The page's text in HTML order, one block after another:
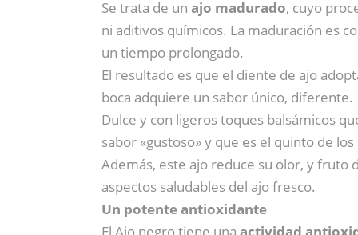
Se trata de un ajo madurado, cuyo
ni aditivos químicos. La maduración es
un tiempo prolongado.
El resultado es que el diente de ajo
boca adquiere un sabor único, diferente.
Dulce y con ligeros toques balsámicos
sabor «gustoso» y que es el quinto de
Además, este ajo reduce su olor, y fruto
aspectos saludables del ajo fresco.
Un potente antioxidante
El Ajo negro tiene una actividad